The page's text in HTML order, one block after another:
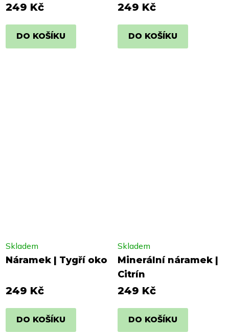
249 Kč
DO KOŠÍKU
249 Kč
DO KOŠÍKU
Náramek | Tygří oko
Skladem
249 Kč
DO KOŠÍKU
Minerální náramek |
Citrín
Skladem
249 Kč
DO KOŠÍKU